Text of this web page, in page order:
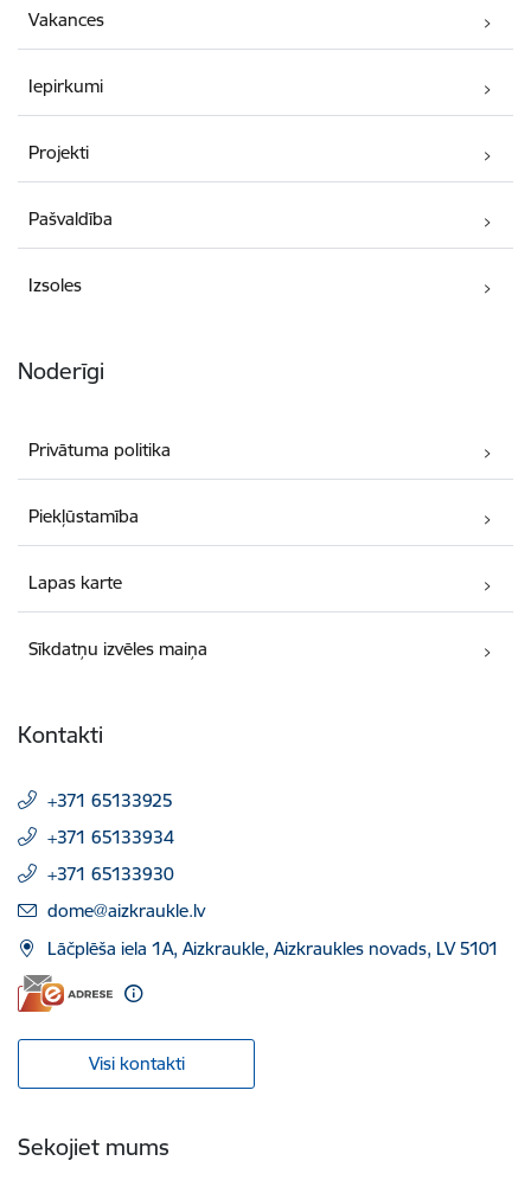
Vakances
Iepirkumi
Projekti
Pašvaldība
Izsoles
Noderīgi
Privātuma politika
Piekļūstamība
Lapas karte
Sīkdatņu izvēles maiņa
Kontakti
+371 65133925
+371 65133934
+371 65133930
E-pasts:
dome@aizkraukle.lv
Lāčplēša iela 1A, Aizkraukle, Aizkraukles novads, LV 5101
Visi kontakti
Sekojiet mums